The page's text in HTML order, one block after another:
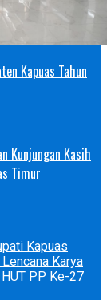
Kapuas Tahun
Kunjungan Kasih
Timur
Kapuas
Karya
PP Ke-27